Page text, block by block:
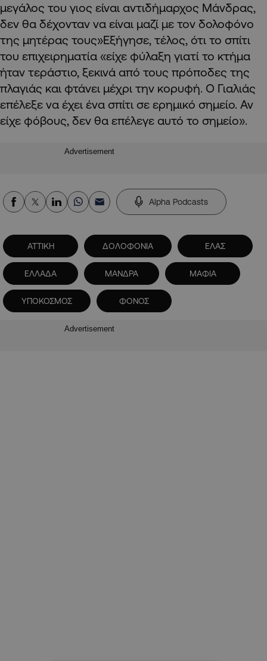
μεγάλος του γιος είναι αντιδήμαρχος Μάνδρας,
δεν θα δέχονταν να είναι μαζί με τον δολοφόνο
της μητέρας τους»Εξήγησε, τέλος, ότι το σπίτι
του επιχειρηματία «είχε φύλαξη γιατί το κτήμα
ήταν τεράστιο, ξεκινά από τους πρόποδες της
πλαγιάς και φτάνει μέχρι την κορυφή. Ο Γιαλιάς
επέλεξε να έχει ένα σπίτι σε ερημικό σημείο. Αν
είχε φόβους, δεν θα επέλεγε αυτό το σημείο».
Advertisement
Alpha Podcasts
ΑΤΤΙΚΗ ΔΟΛΟΦΟΝΙΑ ΕΛΑΣ
ΕΛΛΑΔΑ ΜΑΝΔΡΑ ΜΑΦΙΑ
ΥΠΟΚΟΣΜΟΣ ΦΟΝΟΣ
Advertisement